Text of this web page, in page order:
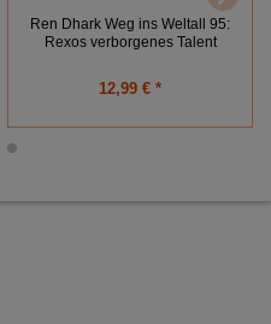
Ren Dhark Weg ins Weltall 95:
Rexos verborgenes Talent
12,99 € *